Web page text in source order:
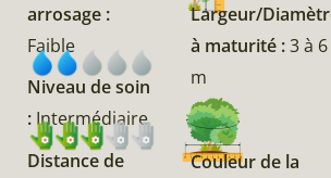
arrosage :
Faible
Niveau de soin
: Intermédiaire
Distance de
Largeur/
à maturité :3 à 6
m
Couleur de la